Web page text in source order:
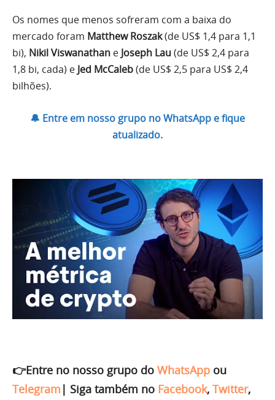
Os nomes que menos sofreram com a baixa do
mercado foram Matthew Roszak(de US$ 1,4 para 1,1
bi), Nikil Viswanathan e Joseph Lau(de US$ 2,4 para
1,8 bi, cada) e Jed McCaleb(de US$ 2,5 para US$ 2,4
bilhões).
🔔 Entre em nosso grupo no WhatsApp e fique
atualizado.
👉Entre no nosso grupo do WhatsApp ou
Telegram | Siga também no Facebook, Twitter,